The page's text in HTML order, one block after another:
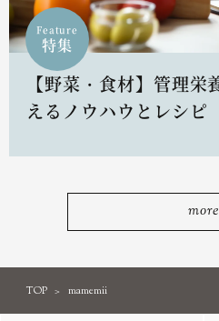
Feature
特集
【野菜・食材】管理
えるノウハウとレシピ
more
TOP mamemii